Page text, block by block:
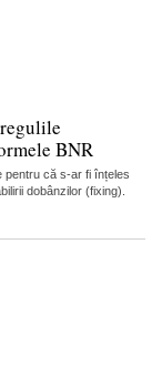
BNR
pentru că s-ar fi înțeles
dobânzilor (fixing).